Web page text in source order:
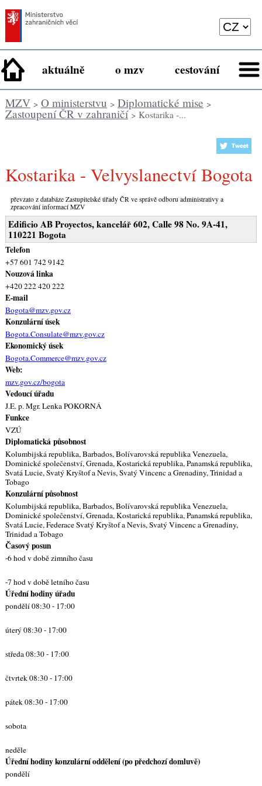
aktuálně o mzv cestování
MZV> O ministerstvu > Diplomatické mise >
Zastoupení ČR v zahraničí> Kostarika -...
Kostarika - Velvyslanectví Bogota
převzato z databáze Zastupitelské úřady ČR ve správě odboru administrativy a
zpracování informací MZV
Edificio AB Proyectos, kancelář 602, Calle 98 No. 9A-41,
110221 Bogota
Telefon
+57 601 742 9142
Nouzová linka
+420 222 420 222
E-mail
Bogota@mzv.gov.cz
Konzulární úsek
Bogota.Consulate@mzv.gov.cz
Ekonomický úsek
Bogota.Commerce@mzv.gov.cz
Web:
mzv.gov.cz/bogota
Vedoucí úřadu
J.E. p. Mgr. Lenka POKORNÁ
Funkce
VZÚ
Diplomatická působnost
Kolumbijská republika, Barbados, Bolívarovská republika Venezuela,
Dominické společenství, Grenada, Kostarická republika, Panamská republika,
Svatá Lucie, Svatý Kryštof a Nevis, Svatý Vincenc a Grenadiny, Trinidad a
Tobago
Konzulární působnost
Kolumbijská republika, Barbados, Bolívarovská republika Venezuela,
Dominické společenství, Grenada, Kostarická republika, Panamská republika,
Svatá Lucie, Federace Svatý Kryštof a Nevis, Svatý Vincenc a Grenadiny,
Trinidad a Tobago
Časový posun
-6 hod v době zimního času
-7 hod v době letního času
Úřední hodiny úřadu
pondělí 08:30 - 17:00
úterý 08:30 - 17:00
středa 08:30 - 17:00
čtvrtek 08:30 - 17:00
pátek 08:30 - 17:00
sobota
neděle
Úřední hodiny konzulární oddělení (po předchozí domluvě)
pondělí